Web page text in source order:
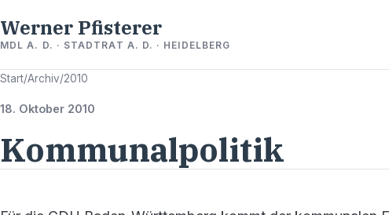
Werner Pfisterer
MDL A. D. · STADTRAT A. D. · HEIDELBERG
Start/Archiv/2010
18. Oktober 2010
Kommunalpolitik